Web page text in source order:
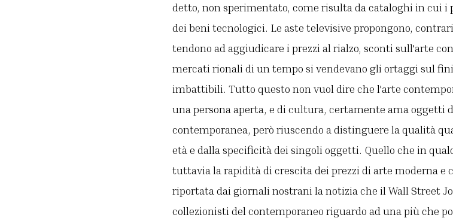
detto, non sperimentato, come risulta da cataloghi in cui
dei beni tecnologici. Le aste televisive propongono,
tendono ad aggiudicare i prezzi al rialzo, sconti sull'arte
mercati rionali di un tempo si vendevano gli ortaggi sul
imbattibili. Tutto questo non vuol dire che l'arte
una persona aperta, e di cultura, certamente ama oggetti
contemporanea, però riuscendo a distinguere la qualità
età e dalla specificità dei singoli oggetti. Quello che in
tuttavia la rapidità di crescita dei prezzi di arte moderna e
riportata dai giornali nostrani la notizia che il Wall Street
collezionisti del contemporaneo riguardo ad una più che